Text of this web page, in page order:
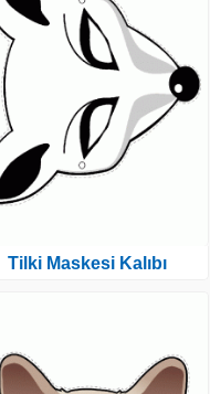
Tilki Maskesi Kalıbı